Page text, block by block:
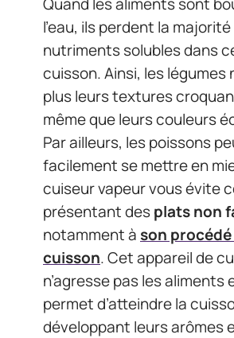
l’eau, ils perdent la
nutriments solubles dans
cuisson. Ainsi, les légumes
plus leurs textures
même que leurs couleurs
Par ailleurs, les poissons
facilement se mettre en
cuiseur vapeur vous évite
présentant desplats non
notamment à son
cuisson. Cet appareil de
n’agresse pas les aliments
permet d’atteindre la
développant leurs arômes